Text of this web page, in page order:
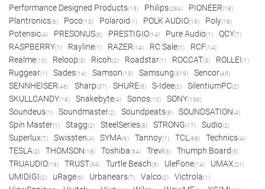
Performance Designed Products(15) Philips(284) PIONEER(18)
Plantronics(8) Poco(10) Polaroid(1) POLK AUDIO(19) Poly(18)
Potensic(4) PRESONUS(6) PRESTIGIO(14) Pure Audio(1) QCY(7)
RASPBERRY(1) Rayline(1) RAZER(14) RC Sale(1) RCF(14)
Realme(10) Reloop(3) Ricoh(2) Roadstar(1) ROCCAT(3) ROLLEI(1)
Ruggear(1) Sades(14) Samson(13) Samsung(319) Sencor(45)
SENNHEISER(46) Sharp(37) SHURE(5) S-Idee(2) SilentiumPC(2)
SKULLCANDY(18) Snakebyte(4) Sonos(10) SONY(136)
Soundeus(1) Soundmaster(2) Soundpeats(8) SOUNDSATION(4)
Spin Master(1) Stagg(2) SteelSeries(8) STRONG(17) Sudio(2)
Superlux(7) Swissten(4) SYMA(6) Tannoy(1) TCL (68) Technics(4)
TESLA(2) THOMSON(18) Toshiba(34) Trevi(3) Triumph Board(5)
TRUAUDIO(19) TRUST(34) Turtle Beach(5) UleFone(14) UMAX(21)
UMIDIGI(2) uRage(6) Urbanears(7) Valco(2) Victrola(1)